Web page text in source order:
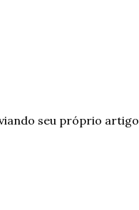
seu próprio artigo